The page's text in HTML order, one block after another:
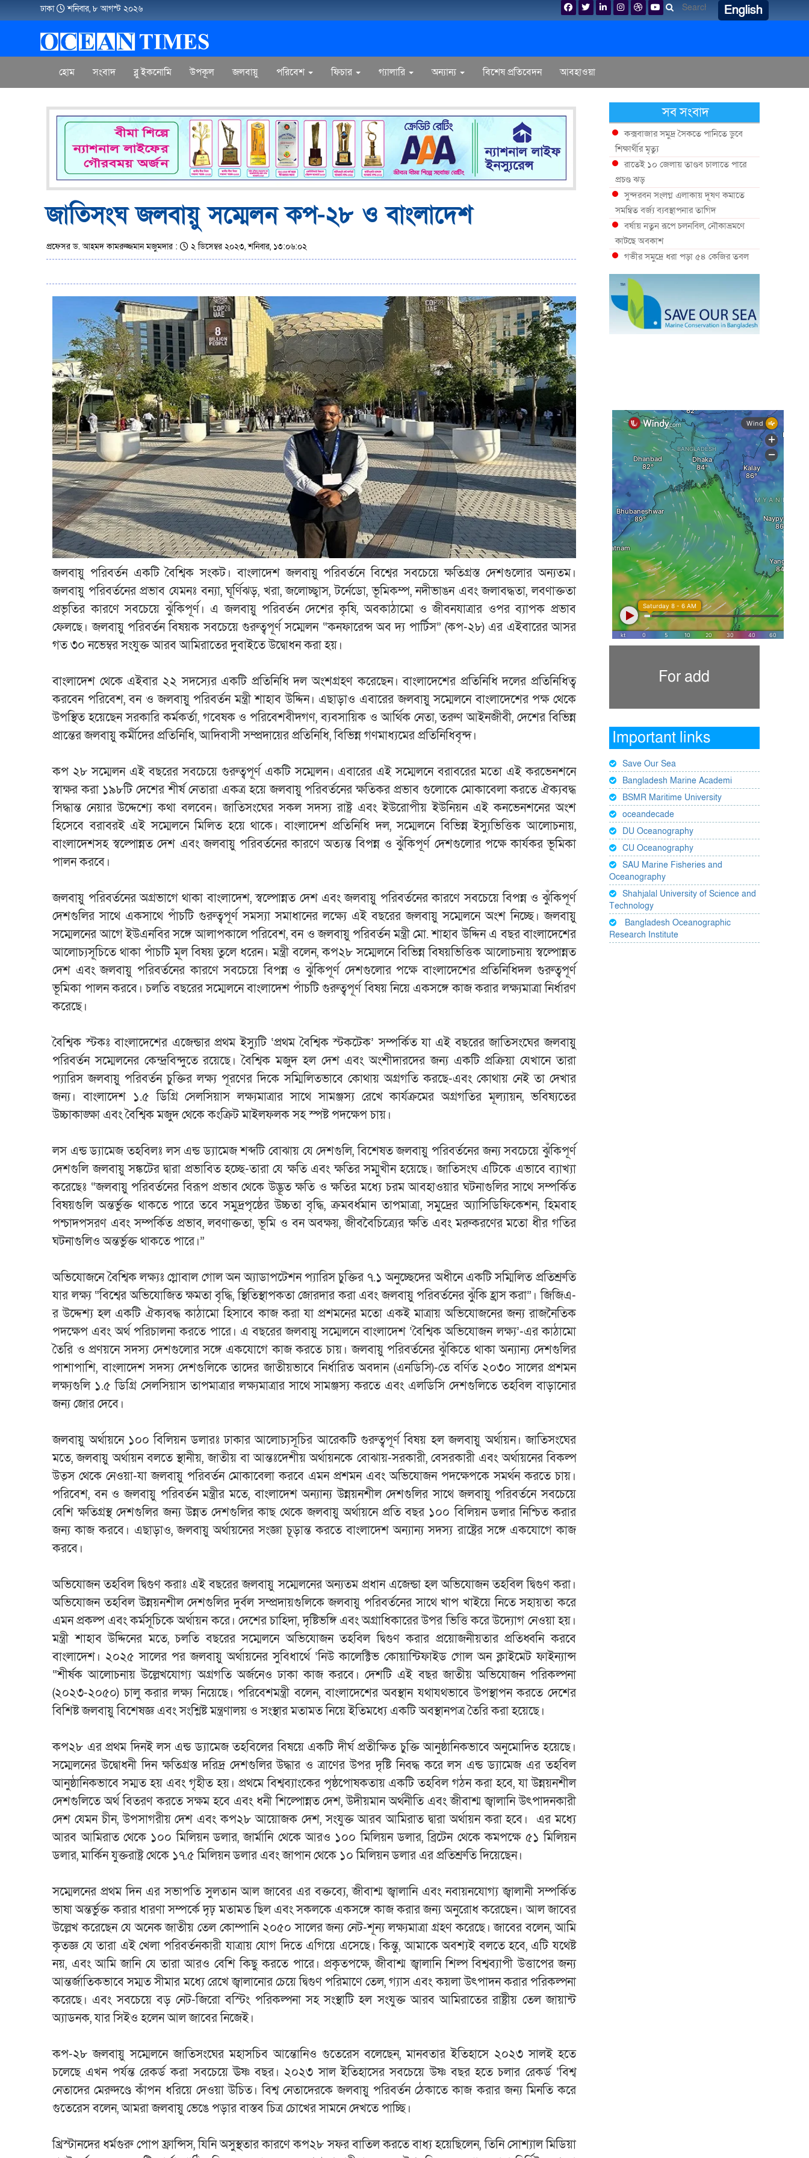
ঢাকা শনিবার, ৮ আগস্ট ২০২৬ English
হোম সংবাদ ব্লু ইকনোমি উপকূল জলবায়ু পরিবেশ ফিচার গ্যালারি অন্যান্য বিশেষ প্রতিবেদন আবহাওয়া
জাতিসংঘ জলবায়ু সম্মেলন কপ-২৮ ও বাংলাদেশ
প্রফেসর ড. আহমদ কামরুজ্জমান মজুমদার : ২ ডিসেম্বর ২০২৩, শনিবার, ১৩:০৬:০২
জলবায়ু পরিবর্তন একটি বৈশ্বিক সংকট। বাংলাদেশ জলবায়ু পরিবর্তনে বিশ্বের সবচেয়ে ক্ষতিগ্রস্ত দেশগুলোর অন্যতম।
জলবায়ু পরিবর্তনের প্রভাব যেমনঃ বন্যা, ঘূর্ণিঝড়, খরা, জলোচ্ছ্বাস, টর্নেডো, ভূমিকম্প, নদীভাঙন এবং জলাবদ্ধতা, লবণাক্ততা
প্রভৃতির কারণে সবচেয়ে ঝুঁকিপূর্ণ। এ জলবায়ু পরিবর্তন দেশের কৃষি, অবকাঠামো ও জীবনযাত্রার ওপর ব্যাপক প্রভাব
ফেলছে। জলবায়ু পরিবর্তন বিষয়ক সবচেয়ে গুরুত্বপূর্ণ সম্মেলন “কনফারেন্স অব দ্য পার্টিস” (কপ-২৮) এর এইবারের আসর
গত ৩০ নভেম্বর সংযুক্ত আরব আমিরাতের দুবাইতে উদ্বোধন করা হয়।
বাংলাদেশ থেকে এইবার ২২ সদস্যের একটি প্রতিনিধি দল অংশগ্রহণ করেছেন। বাংলাদেশের প্রতিনিধি দলের প্রতিনিধিত্ব
করবেন পরিবেশ, বন ও জলবায়ু পরিবর্তন মন্ত্রী শাহাব উদ্দিন। এছাড়াও এবারের জলবায়ু সম্মেলনে বাংলাদেশের পক্ষ থেকে
উপস্থিত হয়েছেন সরকারি কর্মকর্তা, গবেষক ও পরিবেশবীদগণ, ব্যবসায়িক ও আর্থিক নেতা, তরুণ আইনজীবী, দেশের বিভিন্ন
প্রান্তের জলবায়ু কর্মীদের প্রতিনিধি, আদিবাসী সম্প্রদায়ের প্রতিনিধি, বিভিন্ন গণমাধ্যমের প্রতিনিধিবৃন্দ।
কপ ২৮ সম্মেলন এই বছরের সবচেয়ে গুরুত্বপূর্ণ একটি সম্মেলন। এবারের এই সম্মেলনে বরাবরের মতো এই করভেনশনে
স্বাক্ষর করা ১৯৮টি দেশের শীর্ষ নেতারা একত্র হয়ে জলবায়ু পরিবর্তনের ক্ষতিকর প্রভাব গুলোকে মোকাবেলা করতে ঐক্যবদ্ধ
সিদ্ধান্ত নেয়ার উদ্দেশ্যে কথা বলবেন। জাতিসংঘের সকল সদস্য রাষ্ট্র এবং ইউরোপীয় ইউনিয়ন এই কনভেনশনের অংশ
হিসেবে বরাবরই এই সম্মেলনে মিলিত হয়ে থাকে। বাংলাদেশ প্রতিনিধি দল, সম্মেলনে বিভিন্ন ইস্যুভিত্তিক আলোচনায়,
বাংলাদেশসহ স্বল্পোন্নত দেশ এবং জলবায়ু পরিবর্তনের কারণে অত্যন্ত বিপন্ন ও ঝুঁকিপূর্ণ দেশগুলোর পক্ষে কার্যকর ভূমিকা
পালন করবে।
জলবায়ু পরিবর্তনের অগ্রভাগে থাকা বাংলাদেশ, স্বল্পোন্নত দেশ এবং জলবায়ু পরিবর্তনের কারণে সবচেয়ে বিপন্ন ও ঝুঁকিপূর্ণ
দেশগুলির সাথে একসাথে পাঁচটি গুরুত্বপূর্ণ সমস্যা সমাধানের লক্ষ্যে এই বছরের জলবায়ু সম্মেলনে অংশ নিচ্ছে। জলবায়ু
সম্মেলনের আগে ইউএনবির সঙ্গে আলাপকালে পরিবেশ, বন ও জলবায়ু পরিবর্তন মন্ত্রী মো. শাহাব উদ্দিন এ বছর বাংলাদেশের
আলোচ্যসূচিতে থাকা পাঁচটি মূল বিষয় তুলে ধরেন। মন্ত্রী বলেন, কপ২৮ সম্মেলনে বিভিন্ন বিষয়ভিত্তিক আলোচনায় স্বল্পোন্নত
দেশ এবং জলবায়ু পরিবর্তনের কারণে সবচেয়ে বিপন্ন ও ঝুঁকিপূর্ণ দেশগুলোর পক্ষে বাংলাদেশের প্রতিনিধিদল গুরুত্বপূর্ণ
ভূমিকা পালন করবে। চলতি বছরের সম্মেলনে বাংলাদেশ পাঁচটি গুরুত্বপূর্ণ বিষয় নিয়ে একসঙ্গে কাজ করার লক্ষ্যমাত্রা নির্ধারণ
করেছে।
বৈশ্বিক স্টকঃ বাংলাদেশের এজেন্ডার প্রথম ইস্যুটি ‘প্রথম বৈশ্বিক স্টকটেক’ সম্পর্কিত যা এই বছরের জাতিসংঘের জলবায়ু
পরিবর্তন সম্মেলনের কেন্দ্রবিন্দুতে রয়েছে। বৈশ্বিক মজুদ হল দেশ এবং অংশীদারদের জন্য একটি প্রক্রিয়া যেখানে তারা
প্যারিস জলবায়ু পরিবর্তন চুক্তির লক্ষ্য পূরণের দিকে সম্মিলিতভাবে কোথায় অগ্রগতি করছে-এবং কোথায় নেই তা দেখার
জন্য। বাংলাদেশ ১.৫ ডিগ্রি সেলসিয়াস লক্ষ্যমাত্রার সাথে সামঞ্জস্য রেখে কার্যক্রমের অগ্রগতির মূল্যায়ন, ভবিষ্যতের
উচ্চাকাঙ্ক্ষা এবং বৈশ্বিক মজুদ থেকে কংক্রিট মাইলফলক সহ স্পষ্ট পদক্ষেপ চায়।
লস এন্ড ড্যামেজ তহবিলঃ লস এন্ড ড্যামেজ শব্দটি বোঝায় যে দেশগুলি, বিশেষত জলবায়ু পরিবর্তনের জন্য সবচেয়ে ঝুঁকিপূর্ণ
দেশগুলি জলবায়ু সঙ্কটের দ্বারা প্রভাবিত হচ্ছে-তারা যে ক্ষতি এবং ক্ষতির সম্মুখীন হয়েছে। জাতিসংঘ এটিকে এভাবে ব্যাখ্যা
করেছেঃ “জলবায়ু পরিবর্তনের বিরূপ প্রভাব থেকে উদ্ভূত ক্ষতি ও ক্ষতির মধ্যে চরম আবহাওয়ার ঘটনাগুলির সাথে সম্পর্কিত
বিষয়গুলি অন্তর্ভুক্ত থাকতে পারে তবে সমুদ্রপৃষ্ঠের উচ্চতা বৃদ্ধি, ক্রমবর্ধমান তাপমাত্রা, সমুদ্রের অ্যাসিডিফিকেশন, হিমবাহ
পশ্চাদপসরণ এবং সম্পর্কিত প্রভাব, লবণাক্ততা, ভূমি ও বন অবক্ষয়, জীববৈচিত্র্যের ক্ষতি এবং মরুকরণের মতো ধীর গতির
ঘটনাগুলিও অন্তর্ভুক্ত থাকতে পারে।”
অভিযোজনে বৈশ্বিক লক্ষ্যঃ গ্লোবাল গোল অন অ্যাডাপটেশন প্যারিস চুক্তির ৭.১ অনুচ্ছেদের অধীনে একটি সম্মিলিত প্রতিশ্রুতি
যার লক্ষ্য “বিশ্বের অভিযোজিত ক্ষমতা বৃদ্ধি, স্থিতিস্থাপকতা জোরদার করা এবং জলবায়ু পরিবর্তনের ঝুঁকি হ্রাস করা”। জিজিএ-
র উদ্দেশ্য হল একটি ঐক্যবদ্ধ কাঠামো হিসাবে কাজ করা যা প্রশমনের মতো একই মাত্রায় অভিযোজনের জন্য রাজনৈতিক
পদক্ষেপ এবং অর্থ পরিচালনা করতে পারে। এ বছরের জলবায়ু সম্মেলনে বাংলাদেশ ‘বৈশ্বিক অভিযোজন লক্ষ্য’-এর কাঠামো
তৈরি ও প্রণয়নে সদস্য দেশগুলোর সঙ্গে একযোগে কাজ করতে চায়। জলবায়ু পরিবর্তনের ঝুঁকিতে থাকা অন্যান্য দেশগুলির
পাশাপাশি, বাংলাদেশ সদস্য দেশগুলিকে তাদের জাতীয়ভাবে নির্ধারিত অবদান (এনডিসি)-তে বর্ণিত ২০৩০ সালের প্রশমন
লক্ষ্যগুলি ১.৫ ডিগ্রি সেলসিয়াস তাপমাত্রার লক্ষ্যমাত্রার সাথে সামঞ্জস্য করতে এবং এলডিসি দেশগুলিতে তহবিল বাড়ানোর
জন্য জোর দেবে।
জলবায়ু অর্থায়নে ১০০ বিলিয়ন ডলারঃ ঢাকার আলোচ্যসূচির আরেকটি গুরুত্বপূর্ণ বিষয় হল জলবায়ু অর্থায়ন। জাতিসংঘের
মতে, জলবায়ু অর্থায়ন বলতে স্থানীয়, জাতীয় বা আন্তঃদেশীয় অর্থায়নকে বোঝায়-সরকারী, বেসরকারী এবং অর্থায়নের বিকল্প
উত্স থেকে নেওয়া-যা জলবায়ু পরিবর্তন মোকাবেলা করবে এমন প্রশমন এবং অভিযোজন পদক্ষেপকে সমর্থন করতে চায়।
পরিবেশ, বন ও জলবায়ু পরিবর্তন মন্ত্রীর মতে, বাংলাদেশ অন্যান্য উন্নয়নশীল দেশগুলির সাথে জলবায়ু পরিবর্তনে সবচেয়ে
বেশি ক্ষতিগ্রস্থ দেশগুলির জন্য উন্নত দেশগুলির কাছ থেকে জলবায়ু অর্থায়নে প্রতি বছর ১০০ বিলিয়ন ডলার নিশ্চিত করার
জন্য কাজ করবে। এছাড়াও, জলবায়ু অর্থায়নের সংজ্ঞা চূড়ান্ত করতে বাংলাদেশ অন্যান্য সদস্য রাষ্ট্রের সঙ্গে একযোগে কাজ
করবে।
অভিযোজন তহবিল দ্বিগুণ করাঃ এই বছরের জলবায়ু সম্মেলনের অন্যতম প্রধান এজেন্ডা হল অভিযোজন তহবিল দ্বিগুণ করা।
অভিযোজন তহবিল উন্নয়নশীল দেশগুলির দুর্বল সম্প্রদায়গুলিকে জলবায়ু পরিবর্তনের সাথে খাপ খাইয়ে নিতে সহায়তা করে
এমন প্রকল্প এবং কর্মসূচিকে অর্থায়ন করে। দেশের চাহিদা, দৃষ্টিভঙ্গি এবং অগ্রাধিকারের উপর ভিত্তি করে উদ্যোগ নেওয়া হয়।
মন্ত্রী শাহাব উদ্দিনের মতে, চলতি বছরের সম্মেলনে অভিযোজন তহবিল দ্বিগুণ করার প্রয়োজনীয়তার প্রতিধ্বনি করবে
বাংলাদেশ। ২০২৫ সালের পর জলবায়ু অর্থায়নের সুবিধার্থে ‘নিউ কালেক্টিভ কোয়ান্টিফাইড গোল অন ক্লাইমেট ফাইন্যান্স
“শীর্ষক আলোচনায় উল্লেখযোগ্য অগ্রগতি অর্জনেও ঢাকা কাজ করবে। দেশটি এই বছর জাতীয় অভিযোজন পরিকল্পনা
(২০২৩-২০৫০) চালু করার লক্ষ্য নিয়েছে। পরিবেশমন্ত্রী বলেন, বাংলাদেশের অবস্থান যথাযথভাবে উপস্থাপন করতে দেশের
বিশিষ্ট জলবায়ু বিশেষজ্ঞ এবং সংশ্লিষ্ট মন্ত্রণালয় ও সংস্থার মতামত নিয়ে ইতিমধ্যে একটি অবস্থানপত্র তৈরি করা হয়েছে।
কপ২৮ এর প্রথম দিনই লস এন্ড ড্যামেজ তহবিলের বিষয়ে একটি দীর্ঘ প্রতীক্ষিত চুক্তি আনুষ্ঠানিকভাবে অনুমোদিত হয়েছে।
সম্মেলনের উদ্বোধনী দিন ক্ষতিগ্রস্ত দরিদ্র দেশগুলির উদ্ধার ও ত্রাণের উপর দৃষ্টি নিবদ্ধ করে লস এন্ড ড্যামেজ এর তহবিল
আনুষ্ঠানিকভাবে সম্মত হয় এবং গৃহীত হয়। প্রথমে বিশ্বব্যাংকের পৃষ্ঠপোষকতায় একটি তহবিল গঠন করা হবে, যা উন্নয়নশীল
দেশগুলিতে অর্থ বিতরণ করতে সক্ষম হবে এবং ধনী শিল্পোন্নত দেশ, উদীয়মান অর্থনীতি এবং জীবাশ্ম জ্বালানি উৎপাদনকারী
দেশ যেমন চীন, উপসাগরীয় দেশ এবং কপ২৮ আয়োজক দেশ, সংযুক্ত আরব আমিরাত দ্বারা অর্থায়ন করা হবে। এর মধ্যে
আরব আমিরাত থেকে ১০০ মিলিয়ন ডলার, জার্মানি থেকে আরও ১০০ মিলিয়ন ডলার, ব্রিটেন থেকে কমপক্ষে ৫১ মিলিয়ন
ডলার, মার্কিন যুক্তরাষ্ট্র থেকে ১৭.৫ মিলিয়ন ডলার এবং জাপান থেকে ১০ মিলিয়ন ডলার এর প্রতিশ্রুতি দিয়েছেন।
সম্মেলনের প্রথম দিন এর সভাপতি সুলতান আল জাবের এর বক্তব্যে, জীবাশ্ম জ্বালানি এবং নবায়নযোগ্য জ্বালানী সম্পর্কিত
ভাষা অন্তর্ভুক্ত করার ধারণা সম্পর্কে দৃঢ় মতামত ছিল এবং সকলকে একসঙ্গে কাজ করার জন্য অনুরোধ করেছেন। আল জাবের
উল্লেখ করেছেন যে অনেক জাতীয় তেল কোম্পানি ২০৫০ সালের জন্য নেট-শূন্য লক্ষ্যমাত্রা গ্রহণ করেছে। জাবের বলেন, আমি
কৃতজ্ঞ যে তারা এই খেলা পরিবর্তনকারী যাত্রায় যোগ দিতে এগিয়ে এসেছে। কিন্তু, আমাকে অবশ্যই বলতে হবে, এটি যথেষ্ট
নয়, এবং আমি জানি যে তারা আরও বেশি কিছু করতে পারে। প্রকৃতপক্ষে, জীবাশ্ম জ্বালানি শিল্প বিশ্বব্যাপী উত্তাপের জন্য
আন্তর্জাতিকভাবে সম্মত সীমার মধ্যে রেখে জ্বালানোর চেয়ে দ্বিগুণ পরিমাণে তেল, গ্যাস এবং কয়লা উৎপাদন করার পরিকল্পনা
করেছে। এবং সবচেয়ে বড় নেট-জিরো বস্টিং পরিকল্পনা সহ সংস্থাটি হল সংযুক্ত আরব আমিরাতের রাষ্ট্রীয় তেল জায়ান্ট
অ্যাডনক, যার সিইও হলেন আল জাবের নিজেই।
কপ-২৮ জলবায়ু সম্মেলনে জাতিসংঘের মহাসচিব আন্তোনিও গুতেরেস বলেছেন, মানবতার ইতিহাসে ২০২৩ সালই হতে
চলেছে এখন পর্যন্ত রেকর্ড করা সবচেয়ে ঊষ্ণ বছর। ২০২৩ সাল ইতিহাসের সবচেয়ে উষ্ণ বছর হতে চলার রেকর্ড ‘বিশ্ব
নেতাদের মেরুদণ্ডে কাঁপন ধরিয়ে দেওয়া উচিত। বিশ্ব নেতাদেরকে জলবায়ু পরিবর্তন ঠেকাতে কাজ করার জন্য মিনতি করে
গুতেরেস বলেন, আমরা জলবায়ু ভেঙে পড়ার বাস্তব চিত্র চোখের সামনে দেখতে পাচ্ছি।
খ্রিস্টানদের ধর্মগুরু পোপ ফ্রান্সিস, যিনি অসুস্থতার কারণে কপ২৮ সফর বাতিল করতে বাধ্য হয়েছিলেন, তিনি সোশ্যাল মিডিয়া
সব সংবাদ
কক্সবাজার সমুদ্র সৈকতে পানিতে ডুবে
শিক্ষার্থীর মৃত্যু
রাতেই ১০ জেলায় তাণ্ডব চালাতে পারে
প্রচণ্ড ঝড়
সুন্দরবন সংলগ্ন এলাকায় দূষণ কমাতে
সমন্বিত বর্জ্য ব্যবস্থাপনার তাগিদ
বর্ষায় নতুন রূপে চলনবিল, নৌকাভ্রমণে
কাটছে অবকাশ
গভীর সমুদ্রে ধরা পড়া ৫৪ কেজির তবল
মাছ
কক্সবাজারে প্যারাসেইলিংয়ে নিরাপত্তা ঝুঁকি,
নেই স্থায়ী পদক্ষেপ
১৩ জেলায় ঝোড়ো হাওয়া-বজ্রবৃষ্টির শঙ্কা,
নদীবন্দরে ১ নম্বর সতর্কসংকেত
একাধিক লঘুচাপের শঙ্কা
For add
Important links
Save Our Sea
Bangladesh Marine Academi
BSMR Maritime University
oceandecade
DU Oceanography
CU Oceanography
SAU Marine Fisheries and
Oceanography
Shahjalal University of Science and
Technology
Bangladesh Oceanographic
Research Institute